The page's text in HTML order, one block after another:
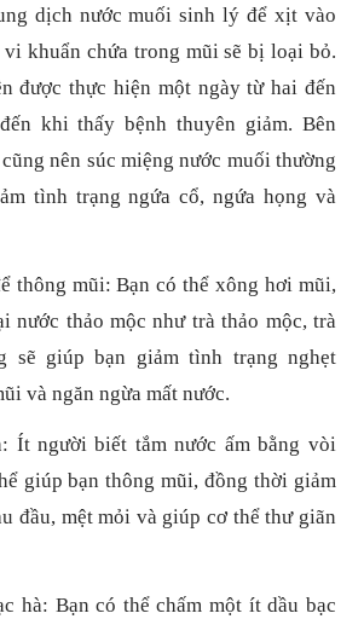
dịch nước muối sinh lý để xịt vào
khuẩn chứa trong mũi sẽ bị loại bỏ.
được thực hiện một ngày từ hai đến
khi thấy bệnh thuyên giảm. Bên
nên súc miệng nước muối thường
tình trạng ngứa cổ, ngứa họng và
thông mũi: Bạn có thể xông hơi mũi,
nước thảo mộc như trà thảo mộc, trà
sẽ giúp bạn giảm tình trạng nghẹt
và ngăn ngừa mất nước.
Ít người biết tắm nước ấm bằng vòi
giúp bạn thông mũi, đồng thời giảm
đầu, mệt mỏi và giúp cơ thể thư giãn
hà: Bạn có thể chấm một ít dầu bạc